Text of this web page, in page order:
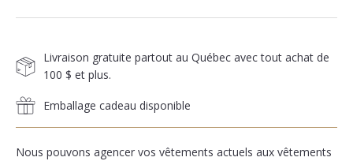
Livraison gratuite partout au Québec avec tout achat de
100 $ et plus.
Emballage cadeau disponible
Nous pouvons agencer vos vêtements actuels aux vêtements